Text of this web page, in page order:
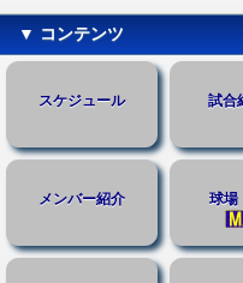
▼ コンテンツ
スケジュール 試合
メンバー紹介 球場